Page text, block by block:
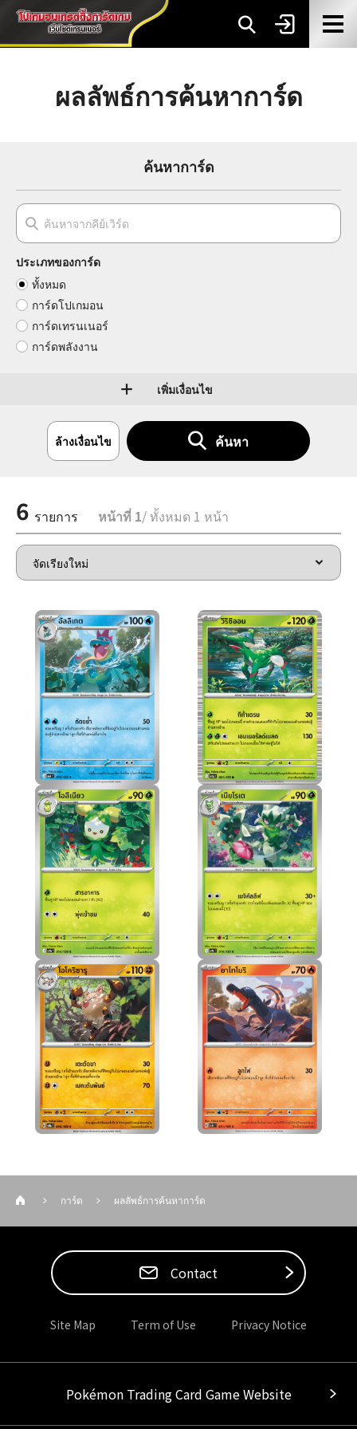
ผลลัพธ์การค้นหาการ์ด
ค้นหาการ์ด
ประเภทของการ์ด
ทั้งหมด
การ์ดโปเกมอน
การ์ดเทรนเนอร์
การ์ดพลังงาน
เพิ่มเงื่อนไข
ล้างเงื่อนไข ค้นหา
6 รายการ หน้าที่ 1/ ทั้งหมด 1 หน้า
การ์ด ผลลัพธ์การค้นหาการ์ด
Contact
Site Map Term of Use Privacy Notice
Pokémon Trading Card Game Website